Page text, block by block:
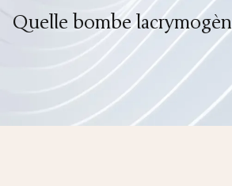
Quelle bombe